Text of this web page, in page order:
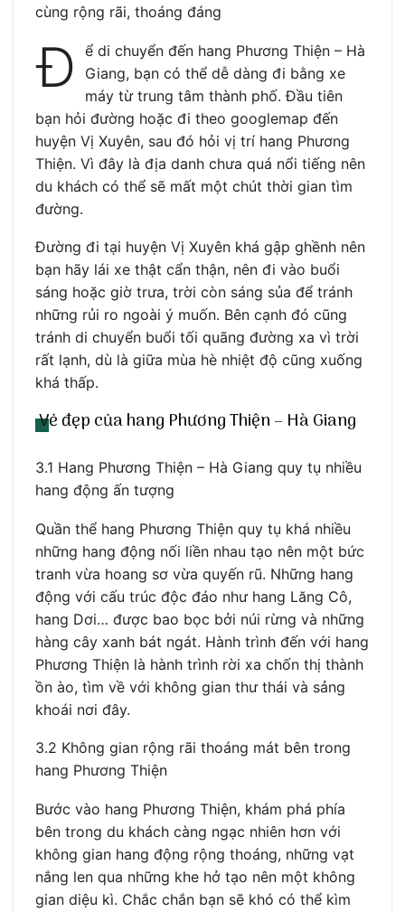
cùng rộng rãi, thoáng đáng
Đ
ể di chuyển đến hang Phương Thiện – Hà
Giang, bạn có thể dễ dàng đi bằng xe
máy từ trung tâm thành phố. Đầu tiên
bạn hỏi đường hoặc đi theo googlemap đến
huyện Vị Xuyên, sau đó hỏi vị trí hang Phương
Thiện. Vì đây là địa danh chưa quá nổi tiếng nên
du khách có thể sẽ mất một chút thời gian tìm
đường.
Đường đi tại huyện Vị Xuyên khá gập ghềnh nên
bạn hãy lái xe thật cẩn thận, nên đi vào buổi
sáng hoặc giờ trưa, trời còn sáng sủa để tránh
những rủi ro ngoài ý muốn. Bên cạnh đó cũng
tránh di chuyển buổi tối quãng đường xa vì trời
rất lạnh, dù là giữa mùa hè nhiệt độ cũng xuống
khá thấp.
Vẻ đẹp của hang Phương Thiện – Hà Giang
3.1 Hang Phương Thiện – Hà Giang quy tụ nhiều
hang động ấn tượng
Quần thể hang Phương Thiện quy tụ khá nhiều
những hang động nối liền nhau tạo nên một bức
tranh vừa hoang sơ vừa quyến rũ. Những hang
động với cấu trúc độc đáo như hang Lăng Cô,
hang Dơi… được bao bọc bởi núi rừng và những
hàng cây xanh bát ngát. Hành trình đến với hang
Phương Thiện là hành trình rời xa chốn thị thành
ồn ào, tìm về với không gian thư thái và sảng
khoái nơi đây.
3.2 Không gian rộng rãi thoáng mát bên trong
hang Phương Thiện
Bước vào hang Phương Thiện, khám phá phía
bên trong du khách càng ngạc nhiên hơn với
không gian hang động rộng thoáng, những vạt
nắng len qua những khe hở tạo nên một không
gian diệu kì. Chắc chắn bạn sẽ khó có thể kìm